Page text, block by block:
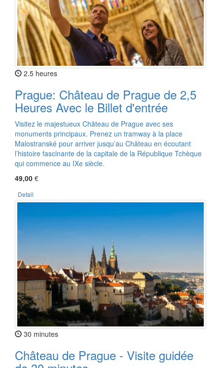
2.5 heures
Prague: Château de Prague de 2,5
Heures Avec le Billet d'entrée
Visitez le majestueux Château de Prague avec ses
monuments principaux. Prenez un tramway à la place
Malostranské pour arriver jusqu’au Château en écoutant
l’histoire fascinante de la capitale de la République Tchèque
qui commence au IXe siècle.
49,00 €
Detail
30 minutes
Château de Prague - Visite guidée